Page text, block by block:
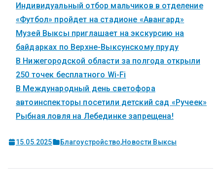
Индивидуальный отбор мальчиков в отделение
«Футбол» пройдет на стадионе «Авангард»
Музей Выксы приглашает на экскурсию на
байдарках по Верхне-Выксунскому пруду
В Нижегородской области за полгода открыли
250 точек бесплатного Wi-Fi
В Международный день светофора
автоинспекторы посетили детский сад «Ручеек»
Рыбная ловля на Лебединке запрещена!
15.05.2025 Благоустройство,Новости Выксы